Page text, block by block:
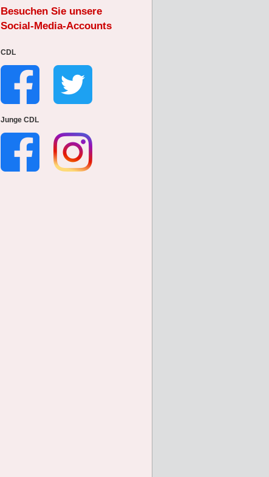
Besuchen Sie unsere
Social-Media-Accounts
CDL
Junge CDL